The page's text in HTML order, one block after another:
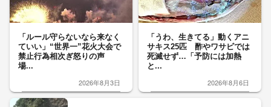
「ルール守らないなら来なく
ていい」“世界一”花火大会で
禁止行為相次ぎ怒りの声
場...
2026年8月3日
「うわ、生きてる」動くアニ
サキス25匹 酢やワサビでは
死滅せず…「予防には加熱
と...
2026年8月6日